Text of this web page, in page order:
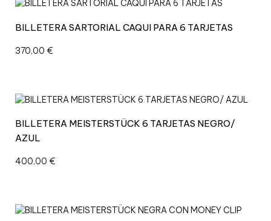
R
P
A
T
R
J
T
a
BILLETERA SARTORIAL CAQUI PARA 6 TARJETAS
370,00 €
BILLETERA MEISTERSTÜCK 6 TARJETAS NEGRO/
AZUL
400,00 €